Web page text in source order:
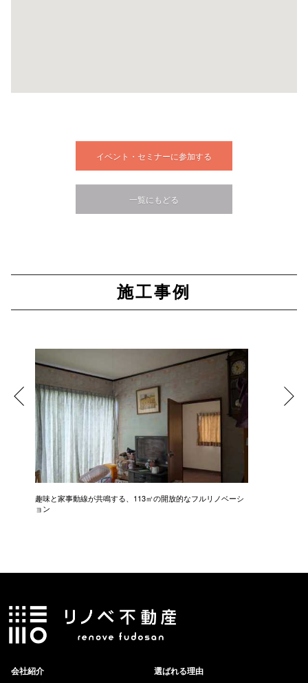
イベント・セミナーに参加する
一覧にもどる
施工事例
趣味と家事動線が共鳴する、113㎡の開放的なフルリノベーシ
ョン
会社紹介
選ばれる理由